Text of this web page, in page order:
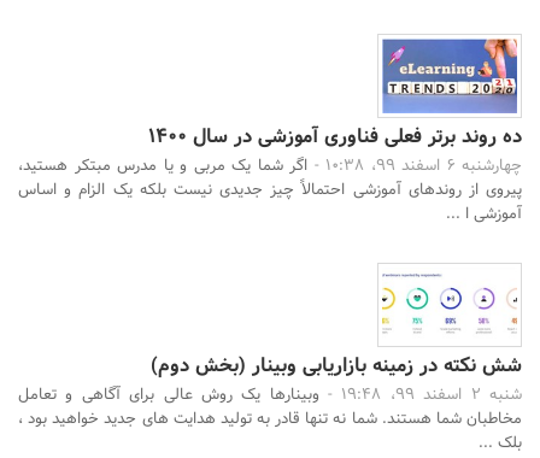
ده روند برتر فعلی فناوری آموزشی در سال 1400
چهارشنبه 6 اسفند 99، 10:38 -
اگر شما یک مربی و یا مدرس مبتکر هستید،
پیروی از روندهای آموزشی احتمالاً چیز جدیدی نیست بلکه یک الزام و اساس
آموزشی ا ...
شش نکته در زمینه بازاریابی وبینار (بخش دوم)
شنبه 2 اسفند 99، 19:48 -
وبینارها یک روش عالی برای آگاهی و تعامل
مخاطبان شما هستند. شما نه تنها قادر به تولید هدایت های جدید خواهید بود ،
بلک ...